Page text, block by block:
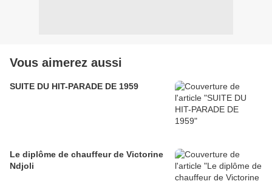
Vous aimerez aussi
SUITE DU HIT-PARADE DE 1959
Le diplôme de chauffeur de Victorine
Ndjoli